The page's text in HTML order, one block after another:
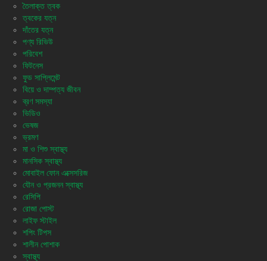
তৈলাক্ত ত্বক
ত্বকের যত্ন
দাঁতের যত্ন
পণ্য রিভিউ
পরিবেশ
ফিটনেস
ফুড সাপ্লিমেন্ট
বিয়ে ও দাম্পত্য জীবন
ব্রণ সমস্যা
ভিডিও
ভেষজ
ভ্রমণ
মা ও শিশু স্বাস্থ্য
মানসিক স্বাস্থ্য
মোবাইল ফোন এক্সেসরিজ
যৌন ও প্রজনন স্বাস্থ্য
রেসিপি
রোজা পোস্ট
লাইফ স্টাইল
শপিং টিপস
শালীন পোশাক
স্বাস্থ্য